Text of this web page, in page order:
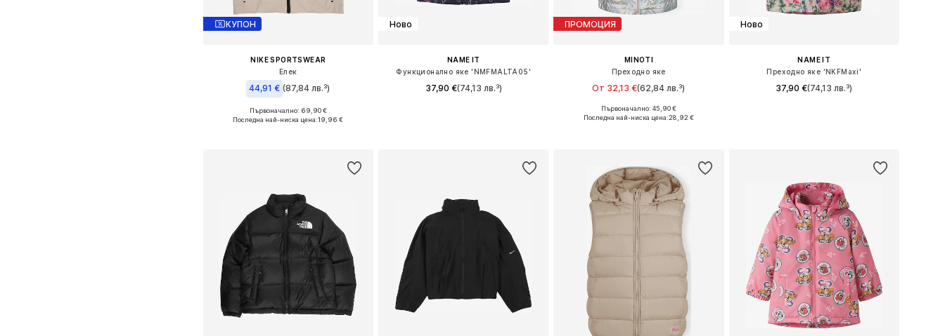
КУПОН
NIKE SPORTSWEAR
Елек
44,91 € (87,84 лв.³)
Първоначално: 69,90 €
Последна най-ниска цена:19,96 €
Ново
NAME IT
Функционално яке 'NMFMALTA05'
37,90 €(74,13 лв.³)
ПРОМОЦИЯ
MINOTI
Преходно яке
От 32,13 €(62,84 лв.³)
Предлага се в много размери
Първоначално: 45,90 €
Последна най-ниска цена:28,92 €
Ново
NAME IT
Преходно яке 'NKFMaxi'
37,90 €(74,13 лв.³)